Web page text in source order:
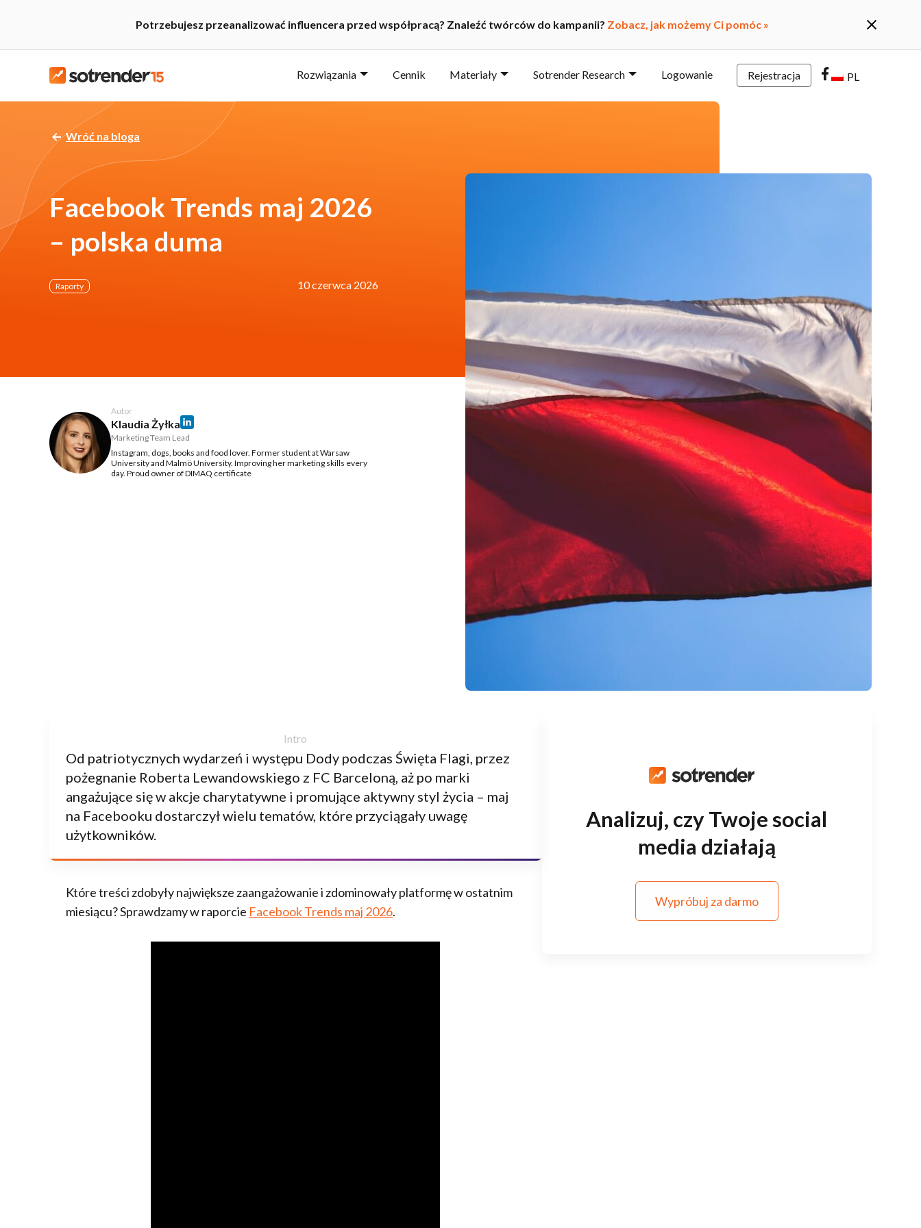
Potrzebujesz przeanalizować influencera przed współpracą? Znaleźć twórców do kampanii? Zobacz, jak możemy Ci pomóc »
Rozwiązania Cennik Materiały Sotrender Research Logowanie Rejestracja PL
Wróć na bloga
Facebook Trends maj 2026
– polska duma
10 czerwca 2026
Raporty
Autor
Klaudia Żyłka
Marketing Team Lead
Instagram, dogs, books and food lover. Former student at Warsaw
University and Malmö University. Improving her marketing skills every
day. Proud owner of DIMAQ certificate
Od patriotycznych wydarzeń i występu Dody podczas Święta Flagi, przez
pożegnanie Roberta Lewandowskiego z FC Barceloną, aż po marki
angażujące się w akcje charytatywne i promujące aktywny styl życia – maj
na Facebooku dostarczył wielu tematów, które przyciągały uwagę
użytkowników.
Które treści zdobyły największe zaangażowanie i zdominowały platformę w ostatnim
miesiącu? Sprawdzamy w raporcie Facebook Trends maj 2026.
Analizuj, czy Twoje social
media działają
Wypróbuj za darmo